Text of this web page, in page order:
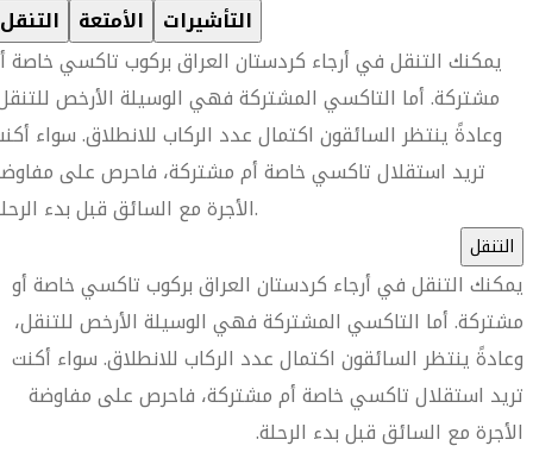
التنقل الأمتعة التأشيرات
يمكنك التنقل في أرجاء كردستان العراق بركوب تاكسي خاصة
مشتركة. أما التاكسي المشتركة فهي الوسيلة الأرخص
وعادةً ينتظر السائقون اكتمال عدد الركاب للانطلاق. سواء
تريد استقلال تاكسي خاصة أم مشتركة، فاحرص على
الأجرة مع السائق قبل بدء الرحلة.
التنقل
يمكنك التنقل في أرجاء كردستان العراق بركوب تاكسي خاصة أو
مشتركة. أما التاكسي المشتركة فهي الوسيلة الأرخص للتنقل،
وعادةً ينتظر السائقون اكتمال عدد الركاب للانطلاق. سواء أكنت
تريد استقلال تاكسي خاصة أم مشتركة، فاحرص على مفاوضة
الأجرة مع السائق قبل بدء الرحلة.